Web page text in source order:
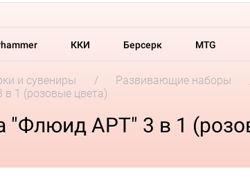
ККИ Берсерк MTG
и сувениры Развивающие наборы
1 (розовые цвета)
"Флюид АРТ" 3 в 1